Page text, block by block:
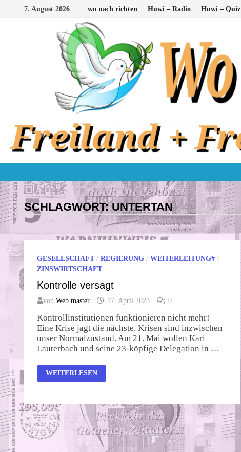
7. August 2026 wo nach richten Huwi – Radio Huwi – Quiz
SCHLAGWORT:UNTERTAN
GESELLSCHAFT/ REGIERUNG / WEITERLEITUNG# /
ZINSWIRTSCHAFT
Kontrolle versagt
von Web master 17. April 2023 0
Kontrollinstitutionen funktionieren nicht mehr!
Eine Krise jagt die nächste. Krisen sind inzwischen
unser Normalzustand. Am 21. Mai wollen Karl
Lauterbach und seine 23-köpfige Delegation in …
KONTROLLE
VERSAGT
WEITERLESEN